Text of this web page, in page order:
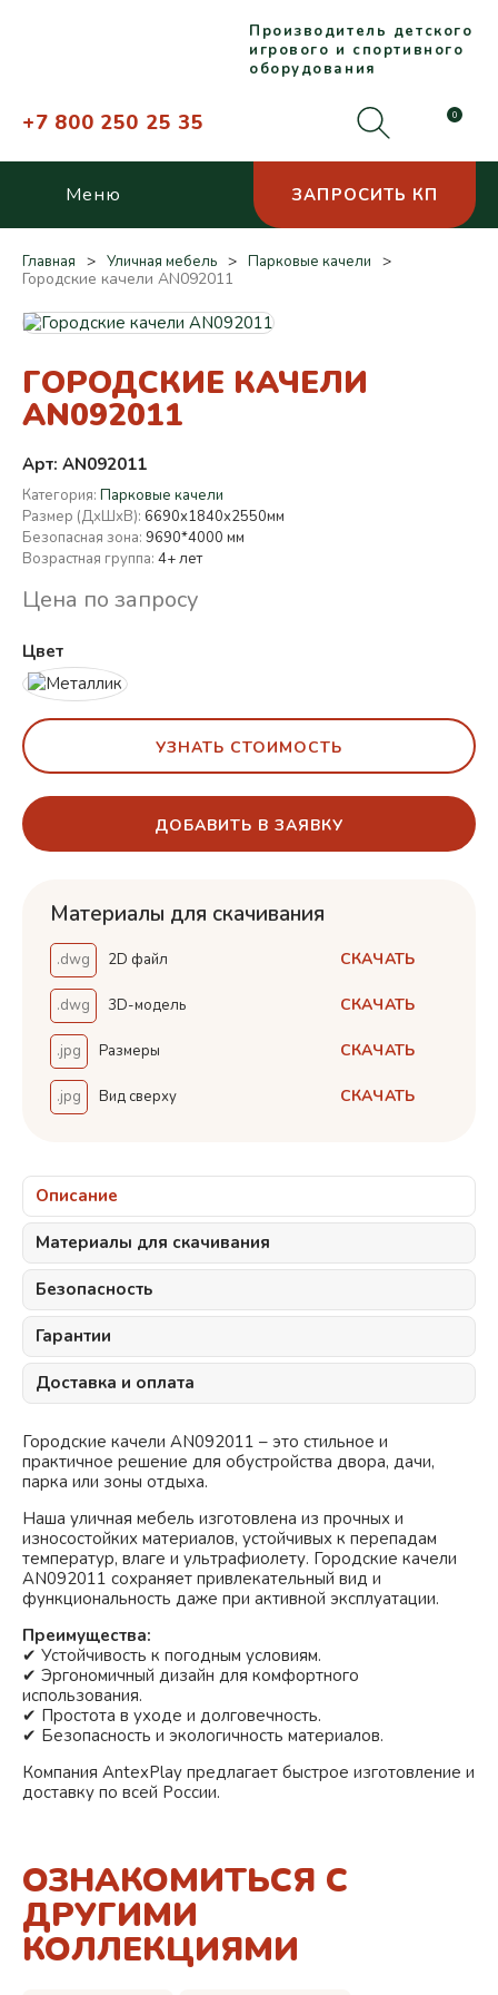
Производитель детского
игрового и спортивного
оборудования
+7 800 250 25 35 0
Меню ЗАПРОСИТЬ КП
Главная Уличная мебель Парковые качели
Городские качели AN092011
ГОРОДСКИЕ КАЧЕЛИ
AN092011
Арт: AN092011
Категория: Парковые качели
Размер (ДхШхВ): 6690х1840х2550мм
Безопасная зона: 9690*4000 мм
Возрастная группа: 4+ лет
Цена по запросу
Цвет
УЗНАТЬ СТОИМОСТЬ
ДОБАВИТЬ В ЗАЯВКУ
Материалы для скачивания
.dwg 2D файл СКАЧАТЬ
.dwg 3D-модель СКАЧАТЬ
.jpg Размеры СКАЧАТЬ
.jpg Вид сверху СКАЧАТЬ
Описание
Материалы для скачивания
Безопасность
Гарантии
Доставка и оплата
Городские качели AN092011 – это стильное и
практичное решение для обустройства двора, дачи,
парка или зоны отдыха.
Наша уличная мебель изготовлена из прочных и
износостойких материалов, устойчивых к перепадам
температур, влаге и ультрафиолету. Городские качели
AN092011 сохраняет привлекательный вид и
функциональность даже при активной эксплуатации.
Преимущества:
✔ Устойчивость к погодным условиям.
✔ Эргономичный дизайн для комфортного
использования.
✔ Простота в уходе и долговечность.
✔ Безопасность и экологичность материалов.
Компания AntexPlay предлагает быстрое изготовление и
доставку по всей России.
ОЗНАКОМИТЬСЯ С
ДРУГИМИ
КОЛЛЕКЦИЯМИ